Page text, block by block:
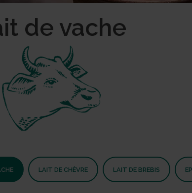
de vache
LAIT DE CHÈVRE LAIT DE BREBIS